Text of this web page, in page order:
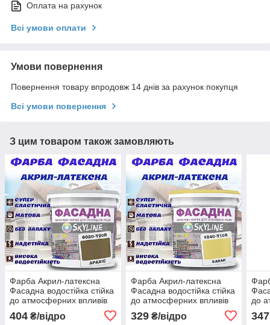
Оплата на рахунок
Всі умови оплати
Умови повернення
Повернення товару впродовж 14 днів за рахунок покупця
Всі умови повернення
З цим товаром також замовляють
Фарба Акрил-латексна
Фасадна водостійка стійка
до атмосферних впливів
емаль Арахісова Skyline 1
л
404 ₴/відро
Фарба Акрил-латексна
Фасадна водостійка стійка
до атмосферних впливів
емаль Бананова Skyline 1
л
329₴/відро
до
1 л
347